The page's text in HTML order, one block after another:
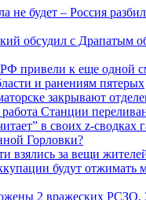
не будет – Россия
обсудил с Драпатым
привели к еще одной
и ранениям пятерых
закрывают
работа Станции
в своих z-сводках
Горловки?
взялись за вещи
будут отжимать
2 вражеских РСЗО,